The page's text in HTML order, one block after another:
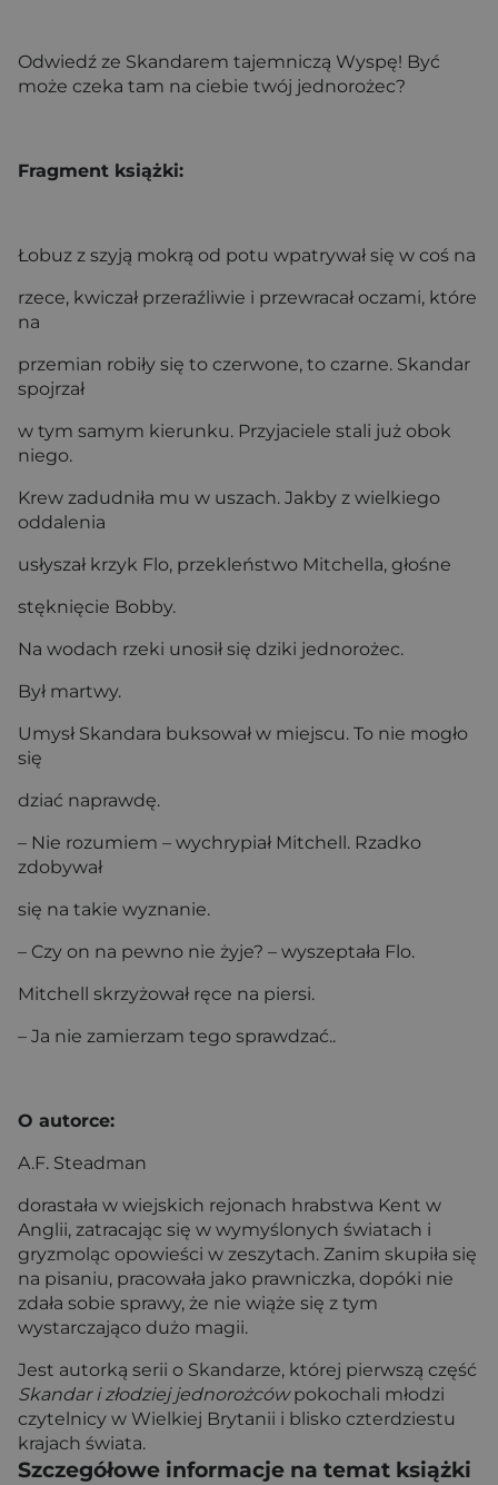
Odwiedź ze Skandarem tajemniczą Wyspę! Być
może czeka tam na ciebie twój jednorożec?
Fragment książki:
Łobuz z szyją mokrą od potu wpatrywał się w coś na
rzece, kwiczał przeraźliwie i przewracał oczami, które
na
przemian robiły się to czerwone, to czarne. Skandar
spojrzał
w tym samym kierunku. Przyjaciele stali już obok
niego.
Krew zadudniła mu w uszach. Jakby z wielkiego
oddalenia
usłyszał krzyk Flo, przekleństwo Mitchella, głośne
stęknięcie Bobby.
Na wodach rzeki unosił się dziki jednorożec.
Był martwy.
Umysł Skandara buksował w miejscu. To nie mogło
się
dziać naprawdę.
– Nie rozumiem – wychrypiał Mitchell. Rzadko
zdobywał
się na takie wyznanie.
– Czy on na pewno nie żyje? – wyszeptała Flo.
Mitchell skrzyżował ręce na piersi.
– Ja nie zamierzam tego sprawdzać..
O autorce:
A.F. Steadman
dorastała w wiejskich rejonach hrabstwa Kent w
Anglii, zatracając się w wymyślonych światach i
gryzmoląc opowieści w zeszytach. Zanim skupiła się
na pisaniu, pracowała jako prawniczka, dopóki nie
zdała sobie sprawy, że nie wiąże się z tym
wystarczająco dużo magii.
Jest autorką serii o Skandarze, której pierwszą część
Skandar i złodziej jednorożcówpokochali młodzi
czytelnicy w Wielkiej Brytanii i blisko czterdziestu
krajach świata.
Szczegółowe informacje na temat książki